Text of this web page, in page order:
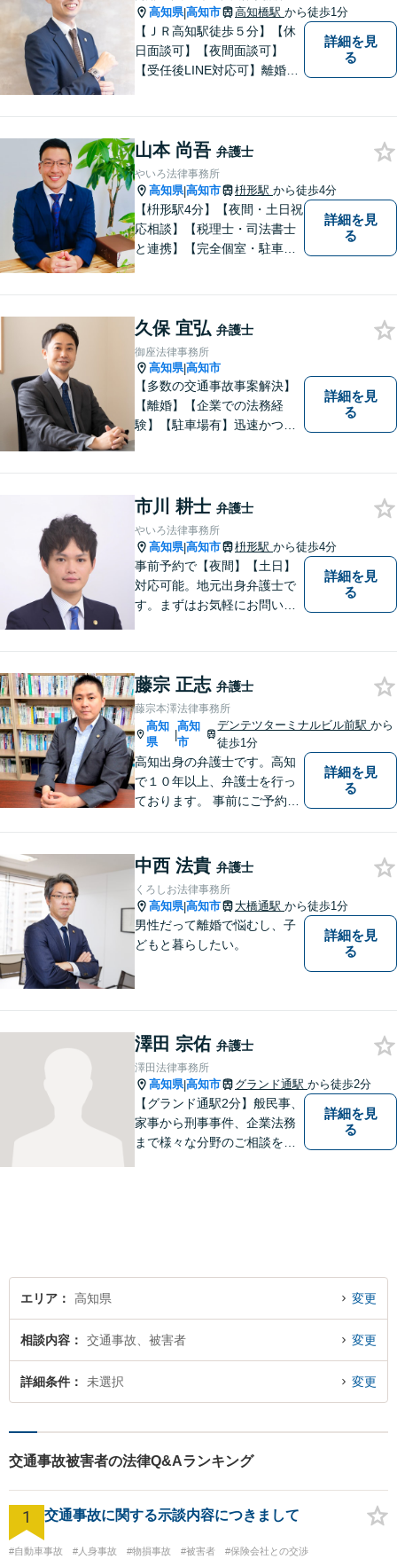
高知県|高知市 高知橋駅 から徒歩1分
【ＪＲ高知駅徒歩５分】【休
日面談可】【夜間面談可】
【受任後LINE対応可】離婚、
詳細を見
る
山本 尚吾 弁護士
やいろ法律事務所
高知県|高知市 枡形駅 から徒歩4分
【枡形駅4分】【夜間・土日祝
応相談】【税理士・司法書士
と連携】【完全個室・駐車場
い説明と親身な対応で納得の
いく解決を目指します。最後
まで粘り強くサポートいたし
ます。
詳細を見
る
久保 宜弘 弁護士
御座法律事務所
高知県|高知市
【多数の交通事故事案解決】
【離婚】【企業での法務経
験】【駐車場有】迅速かつ丁
い。
詳細を見
る
市川 耕士 弁護士
やいろ法律事務所
高知県|高知市 枡形駅 から徒歩4分
事前予約で【夜間】【土日】
対応可能。地元出身弁護士で
す。まずはお気軽にお問い合
詳細を見
る
藤宗 正志 弁護士
藤宗本澤法律事務所
高知
県
|
高知
市
デンテツターミナルビル前駅から
徒歩1分
高知出身の弁護士です。高知
で１０年以上、弁護士を行っ
ております。 事前にご予約を
詳細を見
る
中西 法貴 弁護士
くろしお法律事務所
高知県|高知市 大橋通駅 から徒歩1分
男性だって離婚で悩むし、子
どもと暮らしたい。
詳細を見
る
澤田 宗佑 弁護士
澤田法律事務所
高知県|高知市 グランド通駅 から徒歩2分
【グランド通駅2分】般民事、
家事から刑事事件、企業法務
まで様々な分野のご相談を受
詳細を見
る
エリア 高知県 変更
相談内容 交通事故、被害者 変更
詳細条件 未選択 変更
交通事故被害者の法律Q&Aランキング
1 交通事故に関する示談内容につきまして
#自動車事故 #人身事故 #物損事故 #被害者 #保険会社との交渉